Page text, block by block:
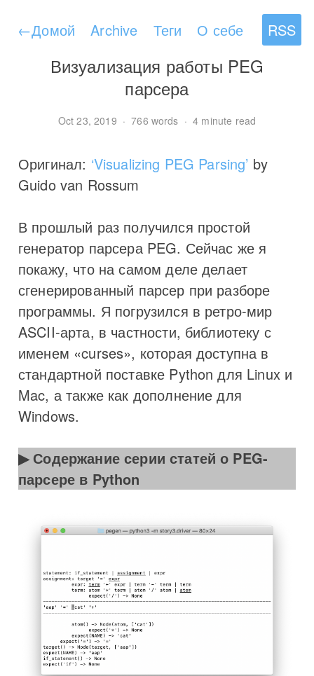
←Домой Archive Теги О себе RSS
Визуализация работы PEG
парсера
Oct 23, 2019 · 766 words · 4 minute read
Оригинал: ‘Visualizing PEG Parsing’ by
Guido van Rossum
В прошлый раз получился простой
генератор парсера PEG. Сейчас же я
покажу, что на самом деле делает
сгенерированный парсер при разборе
программы. Я погрузился в ретро-мир
ASCII-арта, в частности, библиотеку с
именем «curses», которая доступна в
стандартной поставке Python для Linux и
Mac, а также как дополнение для
Windows.
Содержание серии статей о PEG-
парсере в Python